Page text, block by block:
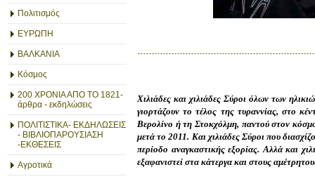
Πολιτισμός
ΕΥΡΩΠΗ
ΒΑΛΚΑΝΙΑ
Κόσμος
200 ΧΡΟΝΙΑ ΑΠΟ ΤΟ 1821-
άρθρα - εκδηλώσεις
ΠΟΛΙΤΙΣΤΙΚΑ- ΕΚΔΗΛΩΣΕΙΣ
- ΒΙΒΛΙΟΠΑΡΟΥΣΙΑΣΗ
-ΕΚΘΕΣΕΙΣ
Αγροτικά
Χιλιάδες και χιλιάδες Σύροι όλων των
γιορτάζουν το τέλος της τυραννίας, στο
Βερολίνο ή τη Στοκχόλμη, παντού στον
μετά το 2011. Και χιλιάδες Σύροι που
περίοδο αναγκαστικής εξορίας. Αλλά και
εξαφανιστεί στα κάτεργα και στους